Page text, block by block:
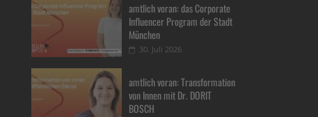
amtlich voran: das Corporate
Influencer Program der Stadt
München
30. Juli 2026
amtlich voran: Transformation
von Innen mit Dr. DORIT
BOSCH